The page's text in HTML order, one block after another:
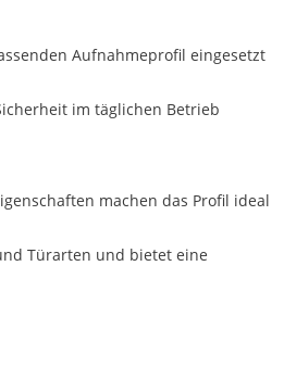
Aufnahmeprofil eingesetzt
im täglichen Betrieb
machen das Profil ideal
Türarten und bietet eine